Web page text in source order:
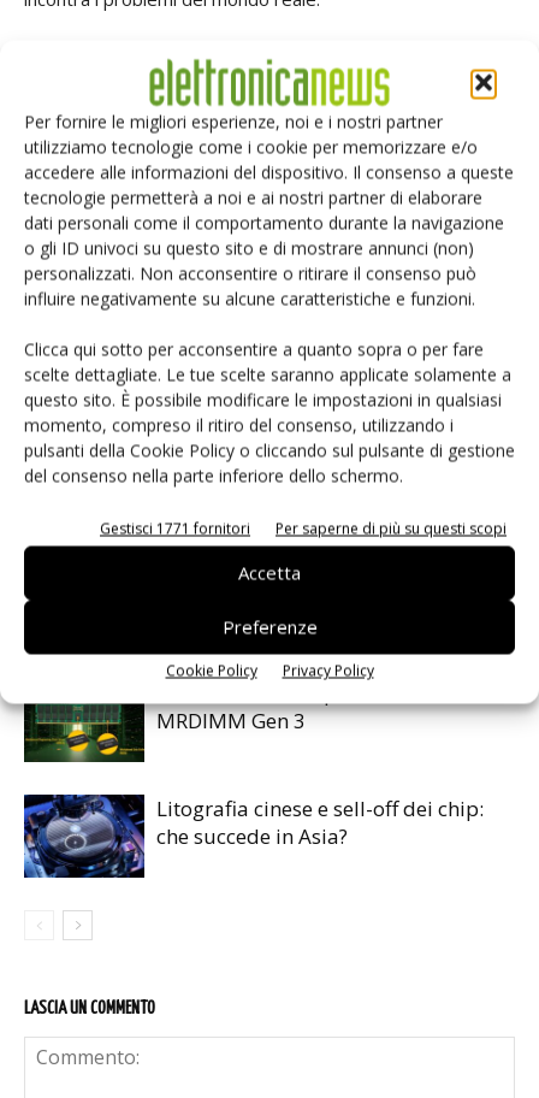
Per fornire le migliori esperienze, noi e i nostri partner
utilizziamo tecnologie come i cookie per memorizzare e/o
accedere alle informazioni del dispositivo. Il consenso a queste
tecnologie permetterà a noi e ai nostri partner di elaborare
dati personali come il comportamento durante la navigazione
o gli ID univoci su questo sito e di mostrare annunci (non)
personalizzati. Non acconsentire o ritirare il consenso può
influire negativamente su alcune caratteristiche e funzioni.
Clicca qui sotto per acconsentire a quanto sopra o per fare
scelte dettagliate. Le tue scelte saranno applicate solamente a
questo sito. È possibile modificare le impostazioni in qualsiasi
momento, compreso il ritiro del consenso, utilizzando i
pulsanti della Cookie Policy o cliccando sul pulsante di gestione
del consenso nella parte inferiore dello schermo.
Gestisci 1771 fornitori Per saperne di più su questi scopi
Accetta
Preferenze
Cookie Policy Privacy Policy
"Con questo nuovo hub, possiamo collaborare più
strettamente con i nostri clienti per accelerare innovazioni
a vantaggio della società e del pianeta", ha aggiunto
Reiber. "Promuovendo un ecosistema in Italia e altrove, in
collaborazione con partner, università, centri di ricerca,
startup e altro ancora, possiamo guidare l'innovazione nelle
soluzioni di silicio, di sistema e di edge intelligence."
Facebook Twitter
ARTICOLI CORRELATI ALTRO DALL'AUTORE
IA autonoma: la fiducia diventa
MRDIMM Gen 3
Litografia cinese e sell-off dei chip:
che succede in Asia?
LASCIA UN COMMENTO